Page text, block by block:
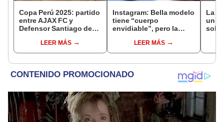
Copa Perú 2025: partido
entre AJAX FC y
Defensor Santiago de
jugar en una cancha
inclinada y a gran
LEER MÁS
Instagram: Bella modelo
tiene “cuerpo
envidiable”, pero la
[FOTOS]LEER MÁS
La
un
sol